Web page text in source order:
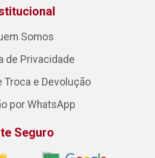
Somos
de Privacidade
Troca e Devolução
por WhatsApp
Seguro